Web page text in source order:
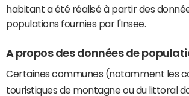
habitant a été réalisé à partir des
populations fournies par l'Insee.
A propos des données de
Certaines communes (notamment les
touristiques de montagne ou du littoral